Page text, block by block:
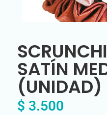
SATÍN
(UNIDAD)
$ 3.500